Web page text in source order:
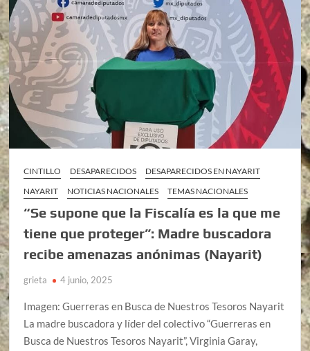
CINTILLO DESAPARECIDOS
DESAPARECIDOS EN NAYARIT
NAYARIT
NOTICIAS NACIONALES TEMAS NACIONALES
“Se supone que la Fiscalía es la que me
tiene que proteger”: Madre buscadora
recibe amenazas anónimas (Nayarit)
grieta 4 junio, 2025
Imagen: Guerreras en Busca de Nuestros Tesoros Nayarit
La madre buscadora y líder del colectivo “Guerreras en
Busca de Nuestros Tesoros Nayarit”, Virginia Garay,